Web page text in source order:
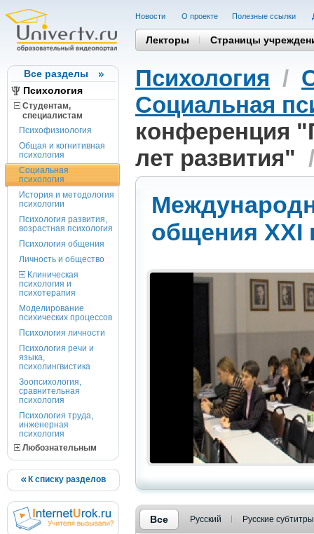
Все разделы
Психология
Студентам,
cпециалистам
Психофизиология
Общая и когнитивная
психология
Социальная
психология
История и методология
психологии
Психология развития,
возрастная психология
Психология общения
Личность и общество
Клиническая
психология и
психотерапия
Моделирование
психических процессов
Психология личности
Психология речи и
языка,
психолингвистика
Зоопсихология,
сравнительная
психология
Психология труда,
инженерная
психология
Любознательным
К списку разделов
Новости О проекте Полезные cсылки
Лекторы Страницы
Психология /
Социальная
конференция
лет развития"
общения XXI
Все Русский Русские субтитры